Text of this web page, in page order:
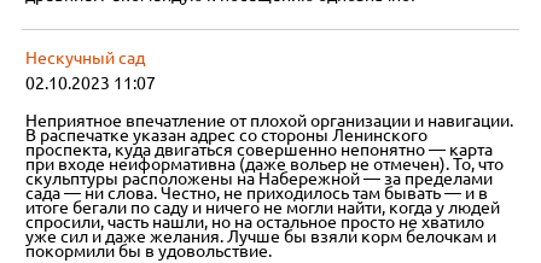
Нескучный сад
02.10.2023 11:07
Неприятное впечатление от плохой организации и навигации.
В распечатке указан адрес со стороны Ленинского
проспекта, куда двигаться совершенно непонятно — карта
при входе неиформативна (даже вольер не отмечен). То, что
скульптуры расположены на Набережной — за пределами
сада — ни слова. Честно, не приходилось там бывать — и в
итоге бегали по саду и ничего не могли найти, когда у людей
спросили, часть нашли, но на остальное просто не хватило
уже сил и даже желания. Лучше бы взяли корм белочкам и
покормили бы в удовольствие.